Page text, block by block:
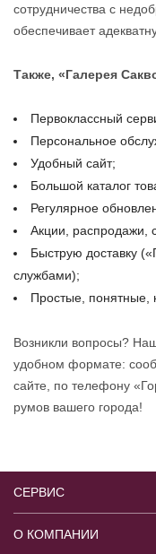
сотрудничества с
обеспечивает
Также, «Галерея
Первоклассный
Персональное
Удобный сайт;
Большой каталог
Регулярное
Акции, распродажи,
Быструю доставку
службами);
Простые, понятные,
Возникли вопросы?
удобном формате:
сайте, по телефону
румов вашего города!
СЕРВИС
О КОМПАНИИ